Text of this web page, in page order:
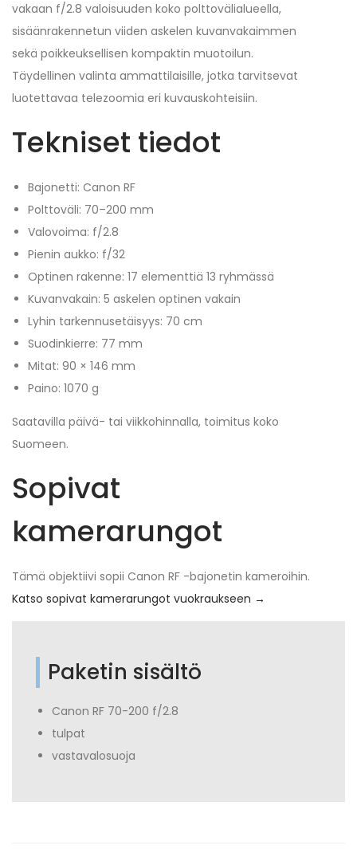
vakaan f/2.8 valoisuuden koko polttovälialueella,
sisäänrakennetun viiden askelen kuvanvakaimmen
sekä poikkeuksellisen kompaktin muotoilun.
Täydellinen valinta ammattilaisille, jotka tarvitsevat
luotettavaa telezoomia eri kuvauskohteisiin.
Tekniset tiedot
Bajonetti: Canon RF
Polttoväli: 70–200 mm
Valovoima: f/2.8
Pienin aukko: f/32
Optinen rakenne: 17 elementtiä 13 ryhmässä
Kuvanvakain: 5 askelen optinen vakain
Lyhin tarkennusetäisyys: 70 cm
Suodinkierre: 77 mm
Mitat: 90 × 146 mm
Paino: 1070 g
Saatavilla päivä- tai viikkohinnalla, toimitus koko
Suomeen.
Sopivat
kamerarungot
Tämä objektiivi sopii Canon RF -bajonetin kameroihin.
Katso sopivat kamerarungot vuokraukseen →
Paketin sisältö
Canon RF 70-200 f/2.8
tulpat
vastavalosuoja